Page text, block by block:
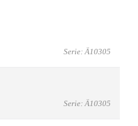
Serie: Ä10305
Serie: Ä10305